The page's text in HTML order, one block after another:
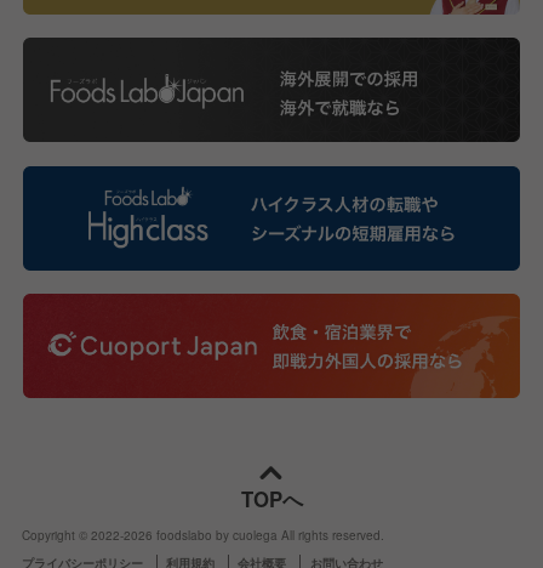
TOPへ
Copyright © 2022-2026 foodslabo by cuolega All rights reserved.
プライバシーポリシー
利用規約 会社概要 お問い合わせ